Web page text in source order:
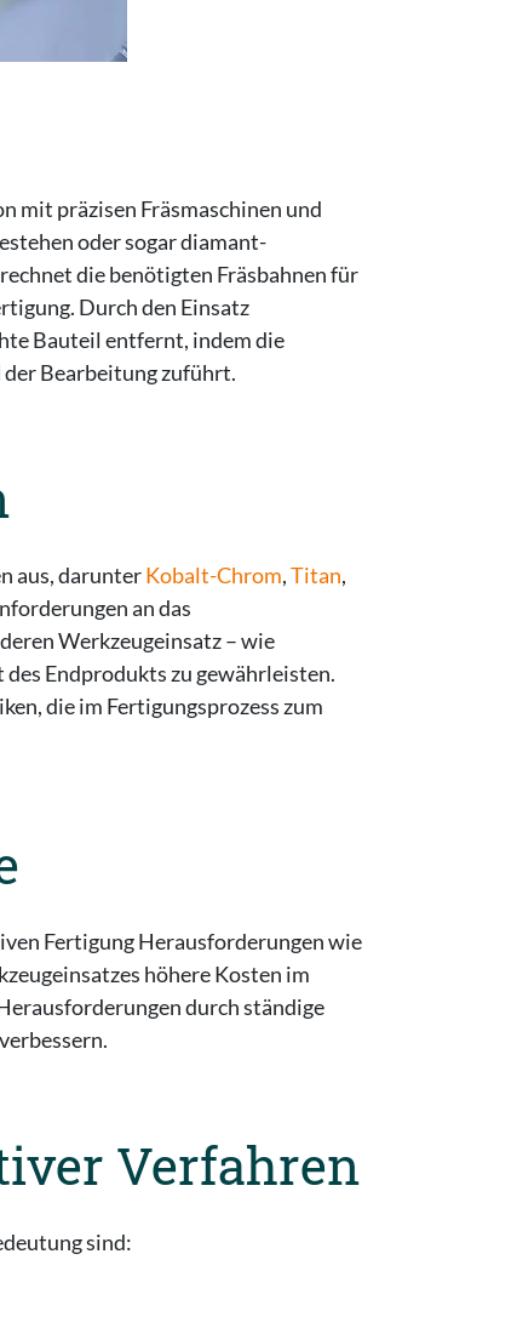
präzisen Fräsmaschinen und
oder sogar diamant-
die benötigten Fräsbahnen für
Durch den Einsatz
Bauteil entfernt, indem die
Bearbeitung zuführt.
aus, darunterKobalt-Chrom,Titan,
an das
Werkzeugeinsatz – wie
Endprodukts zu gewährleisten.
die im Fertigungsprozess zum
Fertigung Herausforderungen wie
höhere Kosten im
durch ständige
Verfahren
sind: